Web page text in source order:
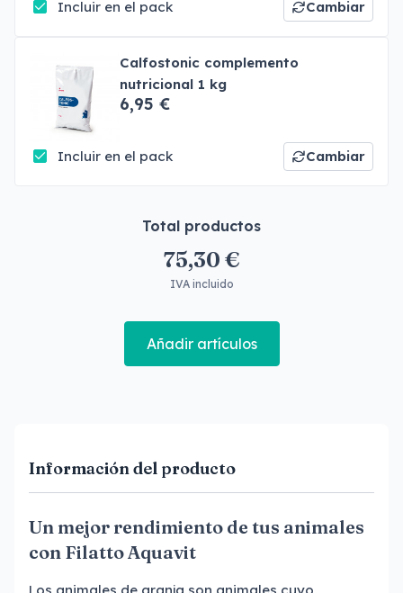
Incluir en el pack Cambiar
Calfostonic complemento
nutricional 1 kg
6,95 €
Incluir en el pack Cambiar
Total productos
75,30 €
IVA incluido
Añadir artículos
Información del producto
Un mejor rendimiento de tus animales
con Filatto Aquavit